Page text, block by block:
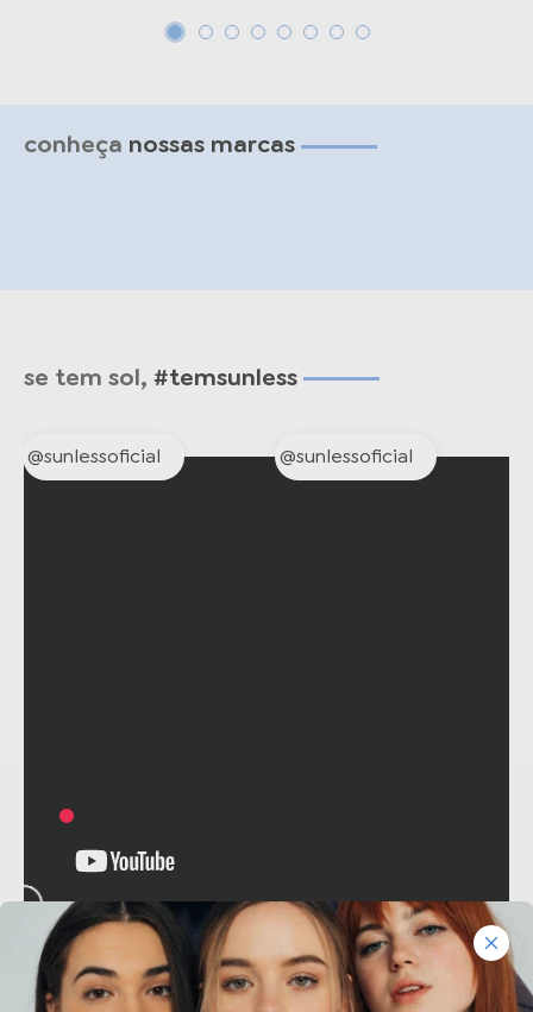
conheça nossas marcas
se tem sol, #temsunless
@sunlessoficial @sunlessoficial